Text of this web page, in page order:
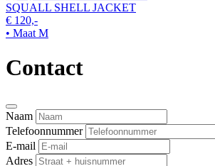
SQUALL SHELL JACKET
€ 120,-
• Maat M
Contact
Naam
Telefoonnummer
E-mail
Adres